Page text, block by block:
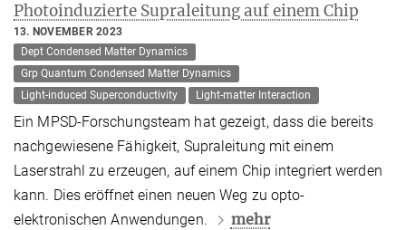
Photoinduzierte Supraleitung auf einem Chip
13. NOVEMBER 2023
Dept Condensed Matter Dynamics
Grp Quantum Condensed Matter Dynamics
Light-induced Superconductivity
Light-matter Interaction
Ein MPSD-Forschungsteam hat gezeigt, dass die bereits
nachgewiesene Fähigkeit, Supraleitung mit einem
Laserstrahl zu erzeugen, auf einem Chip integriert werden
kann. Dies eröffnet einen neuen Weg zu opto-
elektronischen Anwendungen.
mehr